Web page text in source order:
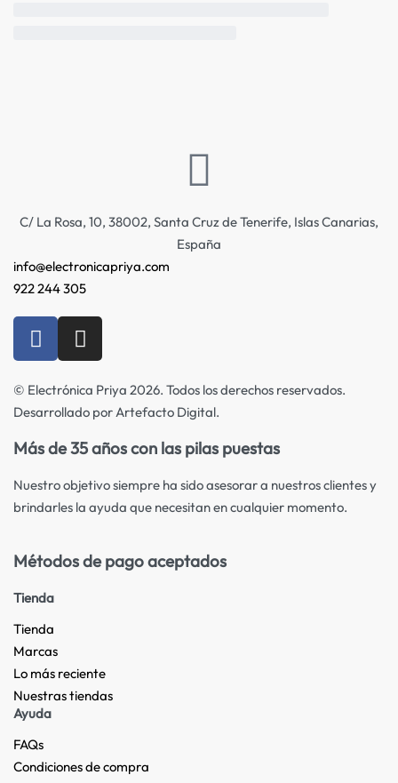
C/ La Rosa, 10, 38002, Santa Cruz de Tenerife, Islas Canarias,
España
info@electronicapriya.com
922 244 305
© Electrónica Priya 2026. Todos los derechos reservados.
Desarrollado por Artefacto Digital.
Más de 35 años con las pilas puestas
Nuestro objetivo siempre ha sido asesorar a nuestros clientes y
brindarles la ayuda que necesitan en cualquier momento.
Métodos de pago aceptados
Tienda
Tienda
Marcas
Lo más reciente​
Nuestras tiendas​
Ayuda
FAQs
Condiciones de compra